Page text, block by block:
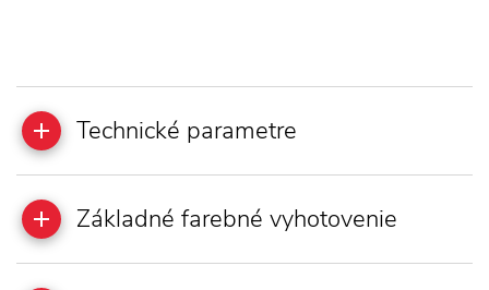
Technické parametre
Základné farebné vyhotovenie